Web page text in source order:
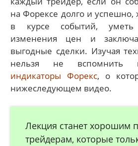
на Форексе долго и успешно,
в курсе событий, уметь
изменения цен и
выгодные сделки. Изучая
нельзя не
индикаторы Форекс, о
нижеследующем видео.
Лекция станет хорошим
трейдерам, которые